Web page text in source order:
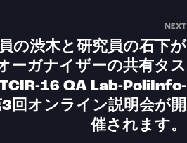
NEXT
の渋木と研究員の石下が
ーガナイザーの共有タス
16 QA Lab-PoliInfo-
回オンライン説明会が開
催されます。